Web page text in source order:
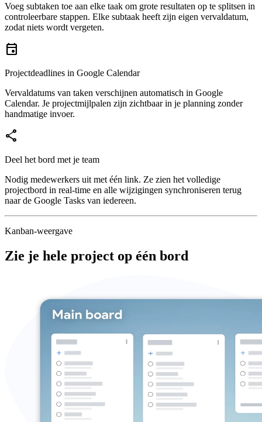
Voeg subtaken toe aan elke taak om grote resultaten op te splitsen in
controleerbare stappen. Elke subtaak heeft zijn eigen vervaldatum,
zodat niets wordt vergeten.
event
Projectdeadlines in Google Calendar
Vervaldatums van taken verschijnen automatisch in Google
Calendar. Je projectmijlpalen zijn zichtbaar in je planning zonder
handmatige invoer.
share
Deel het bord met je team
Nodig medewerkers uit met één link. Ze zien het volledige
projectbord in real-time en alle wijzigingen synchroniseren terug
naar de Google Tasks van iedereen.
Kanban-weergave
Zie je hele project op één bord